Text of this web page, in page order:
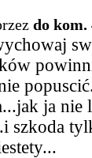
do kom.
ja nie
szkoda